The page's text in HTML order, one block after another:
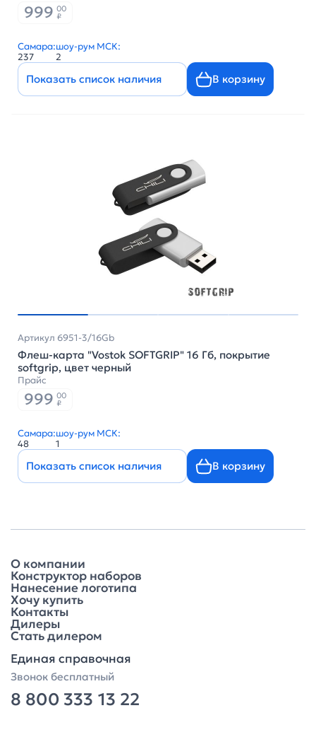
999 00
₽
Самара:
237
шоу-рум МСК:
2
Показать список наличия В корзину
Артикул 6951-3/16Gb
Флеш-карта "Vostok SOFTGRIP" 16 Гб, покрытие
softgrip, цвет черный
Прайс
999 00
₽
Самара:
48
шоу-рум МСК:
1
Показать список наличия В корзину
О компании
Конструктор наборов
Нанесение логотипа
Хочу купить
Контакты
Дилеры
Стать дилером
Единая справочная
Звонок бесплатный
8 800 333 13 22